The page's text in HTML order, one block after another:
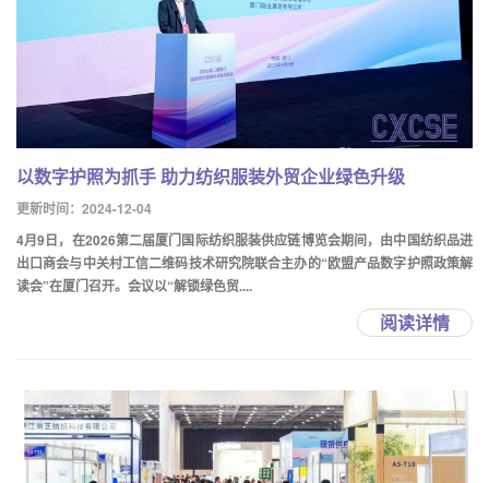
以数字护照为抓手 助力纺织服装外贸企业绿色升级
更新时间：2024-12-04
4月9日，在2026第二届厦门国际纺织服装供应链博览会期间，由中国纺织品进
出口商会与中关村工信二维码技术研究院联合主办的“欧盟产品数字护照政策解
读会”在厦门召开。会议以“解锁绿色贸....
阅读详情